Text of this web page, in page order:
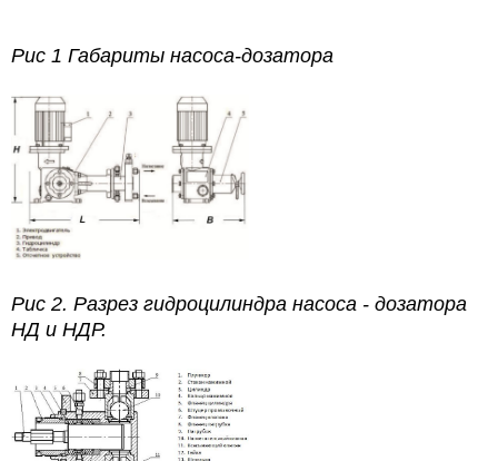
Рис 1 Габариты насоса-дозатора
Рис 2. Разрез гидроцилиндра насоса - дозатора
НД и НДР.